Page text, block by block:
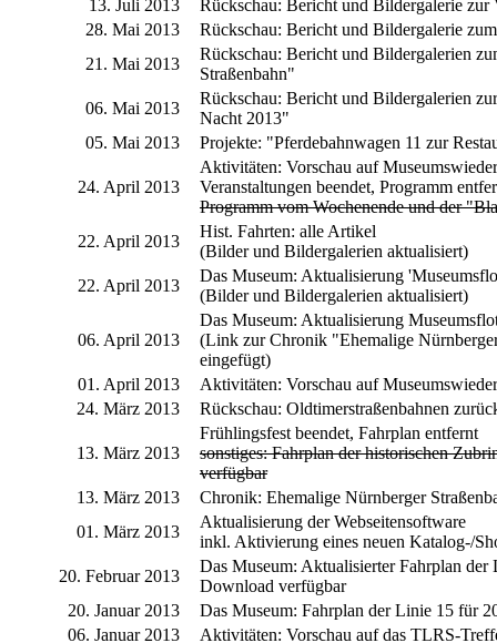
13. Juli 2013
Rückschau: Bericht und Bildergalerie zur
28. Mai 2013
Rückschau: Bericht und Bildergalerie
21. Mai 2013
Rückschau: Bericht und Bildergalerien
Straßenbahn"
06. Mai 2013
Rückschau: Bericht und Bildergalerien
Nacht 2013"
05. Mai 2013
Projekte: "Pferdebahnwagen 11 zur
24. April 2013
Aktivitäten: Vorschau auf
Veranstaltungen beendet, Programm
Programm vom Wochenende und der
22. April 2013
Hist. Fahrten: alle Artikel
(Bilder und Bildergalerien aktualisiert)
22. April 2013
Das Museum: Aktualisierung
(Bilder und Bildergalerien aktualisiert)
06. April 2013
Das Museum: Aktualisierung
(Link zur Chronik "Ehemalige
eingefügt)
01. April 2013
Aktivitäten: Vorschau auf
24. März 2013
Rückschau: Oldtimerstraßenbahnen
13. März 2013
Frühlingsfest beendet, Fahrplan entfernt
sonstiges: Fahrplan der historischen
verfügbar
13. März 2013
Chronik: Ehemalige Nürnberger
01. März 2013
Aktualisierung der Webseitensoftware
inkl. Aktivierung eines neuen Katalog-/
20. Februar 2013
Das Museum: Aktualisierter Fahrplan
Download verfügbar
20. Januar 2013
Das Museum: Fahrplan der Linie 15 für
06. Januar 2013
Aktivitäten: Vorschau auf das TLRS-